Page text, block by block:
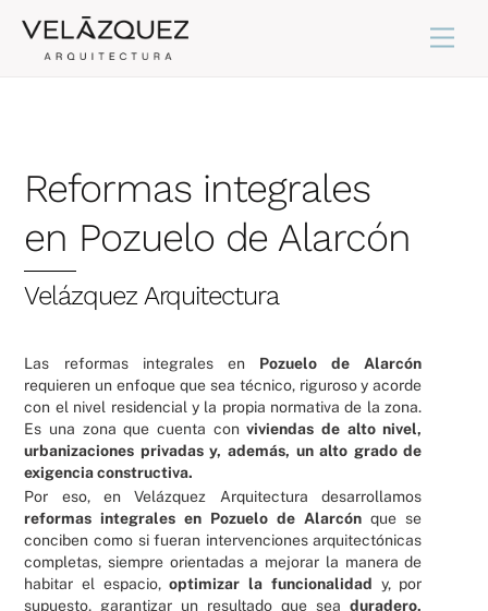
Reformas integrales
en Pozuelo de Alarcón
Velázquez Arquitectura
Las reformas integrales en Pozuelo de Alarcón
requieren un enfoque que sea técnico, riguroso y acorde
con el nivel residencial y la propia normativa de la zona.
Es una zona que cuenta conviviendas de alto nivel,
urbanizaciones privadas y, además, un alto grado de
exigencia constructiva.
Por eso, en Velázquez Arquitectura desarrollamos
reformas integrales en Pozuelo de Alarcón que se
conciben como si fueran intervenciones arquitectónicas
completas, siempre orientadas a mejorar la manera de
habitar el espacio,optimizar la funcionalidad y, por
supuesto, garantizar un resultado que seaduradero,